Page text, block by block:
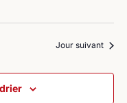
Jour suivant